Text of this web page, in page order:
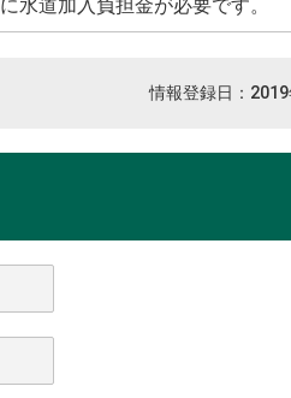
に水道加入負担金が必要です。
情報登録日：